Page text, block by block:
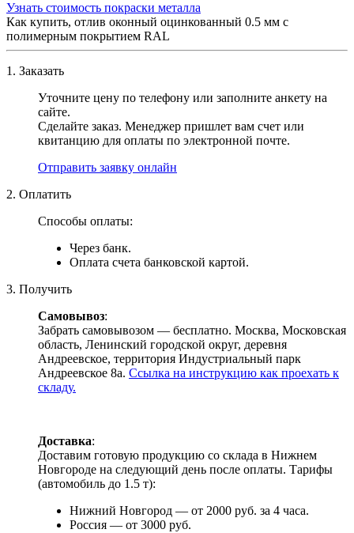
Узнать стоимость покраски металла
Как купить, отлив оконный оцинкованный 0.5 мм с
полимерным покрытием RAL
1. Заказать
Уточните цену по телефону или заполните анкету на
сайте.
Сделайте заказ. Менеджер пришлет вам счет или
квитанцию для оплаты по электронной почте.
Отправить заявку онлайн
2. Оплатить
Способы оплаты:
Через банк.
Оплата счета банковской картой.
3. Получить
Самовывоз:
Забрать самовывозом — бесплатно. Москва, Московская
область, Ленинский городской округ, деревня
Андреевское, территория Индустриальный парк
Андреевское 8а. Ссылка на инструкцию как проехать к
складу.
Доставка:
Доставим готовую продукцию со склада в Нижнем
Новгороде на следующий день после оплаты. Тарифы
(автомобиль до 1.5 т):
Нижний Новгород — от 2000 руб. за 4 часа.
Россия — от 3000 руб.